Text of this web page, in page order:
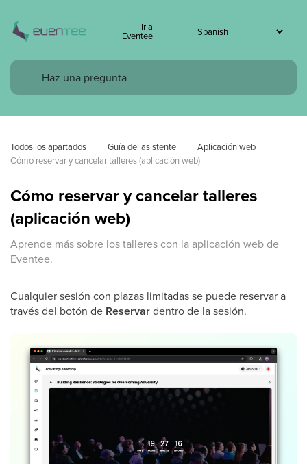
Ir a
Eventee
Todos los apartados Guía del asistente
Aplicación web
Cómo reservar y cancelar talleres (aplicación web)
Cómo reservar y cancelar talleres
(aplicación web)
Aprende más sobre los talleres con la aplicación web de
Eventee.
Cualquier sesión con plazas limitadas se puede reservar a
través del botón de Reservardentro de la sesión.